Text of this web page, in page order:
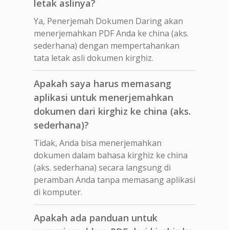
letak aslinya?
Ya, Penerjemah Dokumen Daring akan
menerjemahkan PDF Anda ke china (aks.
sederhana) dengan mempertahankan
tata letak asli dokumen kirghiz.
Apakah saya harus memasang
aplikasi untuk menerjemahkan
dokumen dari kirghiz ke china (aks.
sederhana)?
Tidak, Anda bisa menerjemahkan
dokumen dalam bahasa kirghiz ke china
(aks. sederhana) secara langsung di
peramban Anda tanpa memasang aplikasi
di komputer.
Apakah ada panduan untuk